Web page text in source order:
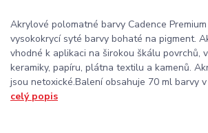
Akrylové polomatné barvy Cadence
vysokokrycí syté barvy bohaté na pigment.
vhodné k aplikaci na širokou škálu povrchů,
keramiky, papíru, plátna textilu a kamenů.
jsou netoxické.Balení obsahuje 70 ml barvy
celý popis